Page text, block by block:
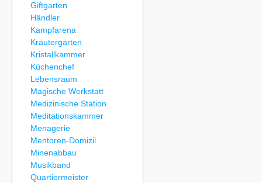
Giftgarten
Händler
Kampfarena
Kräutergarten
Kristallkammer
Küchenchef
Lebensraum
Magische Werkstatt
Medizinische Station
Meditationskammer
Menagerie
Mentoren-Domizil
Minenabbau
Musikband
Quartiermeister